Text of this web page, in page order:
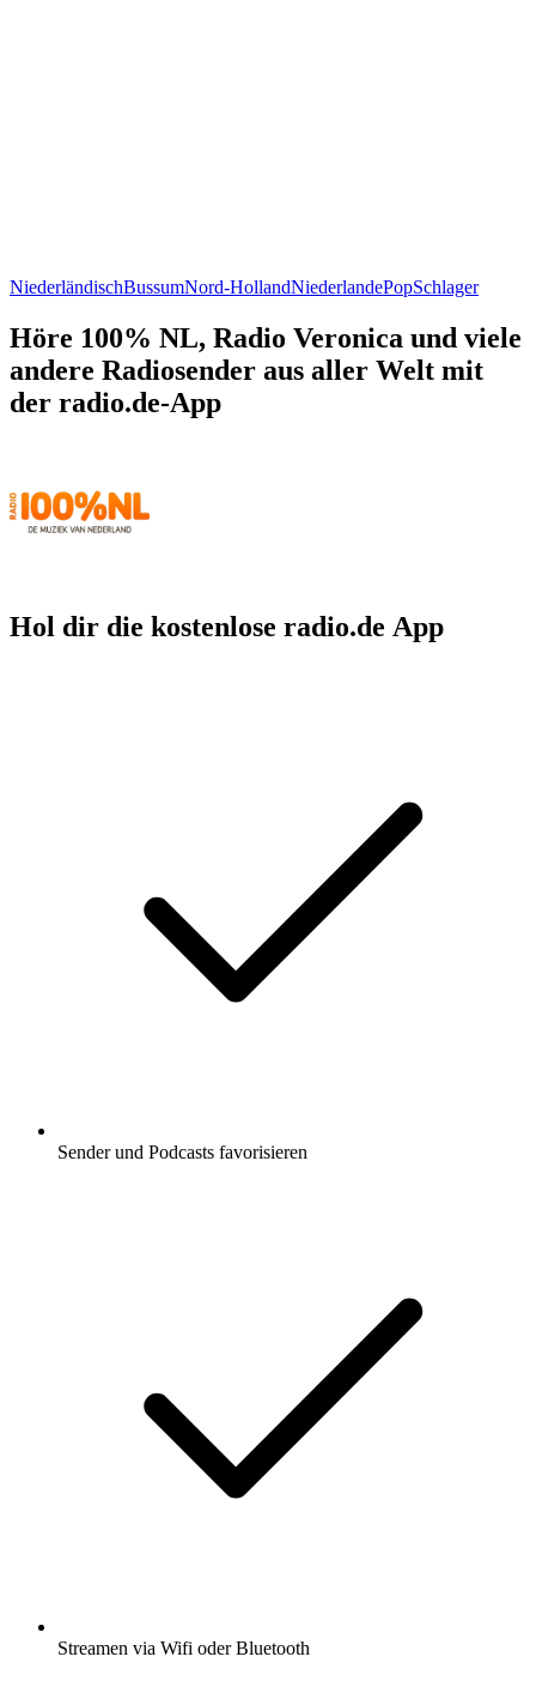
NiederländischBussumNord-HollandNiederlandePopSchlager
Höre 100% NL, Radio Veronica und viele
andere Radiosender aus aller Welt mit
der radio.de-App
Hol dir die kostenlose radio.de App
Sender und Podcasts favorisieren
Streamen via Wifi oder Bluetooth